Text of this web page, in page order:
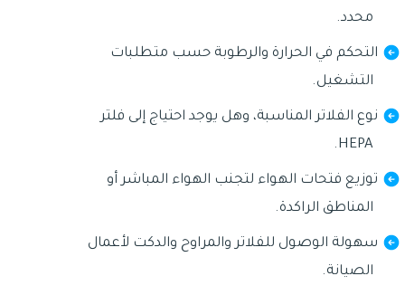
محدد.
التحكم في الحرارة والرطوبة حسب متطلبات
التشغيل.
نوع الفلاتر المناسبة، وهل يوجد احتياج إلى فلتر
HEPA.
توزيع فتحات الهواء لتجنب الهواء المباشر أو
المناطق الراكدة.
سهولة الوصول للفلاتر والمراوح والدكت لأعمال
الصيانة.